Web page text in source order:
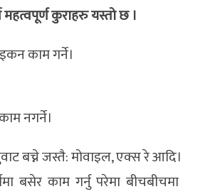
महत्वपूर्ण कुराहरु यस्ताे छ ।
काम गर्ने।
नगर्ने।
बच्ने जस्तै: मोवाइल, एक्स रे आदि।
बसेर काम गर्नु परेमा बीचबीचमा